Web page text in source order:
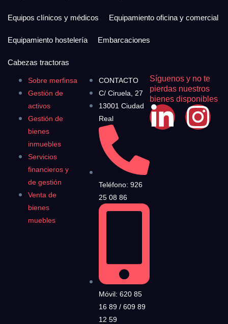
Sobre merfinsa
Gestión de
activos
Gestión de
bienes
inmuebles
Servicios
financieros y
de gestión
Venta de
bienes
muebles
CONTACTO
C/ Ciruela, 27
13001 Ciudad
Real
Teléfono: 926
25 08 86
Móvil: 620 85
16 89 / 609 89
12 59
Síguenos y no te
pierdas nuestros
bienes disponibles
Equipos clínicos y médicos Equipamiento oficina y comercial
Equipamiento hostelería Embarcaciones
Cabezas tractoras